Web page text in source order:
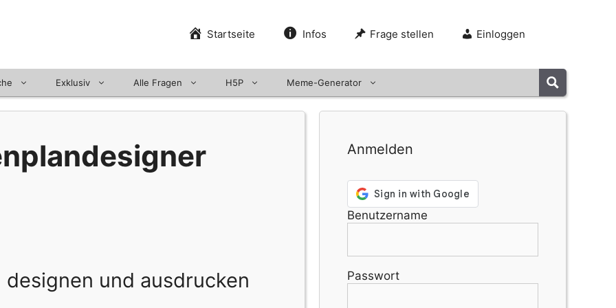
Startseite Infos Frage stellen Einloggen
Exklusiv Alle Fragen H5P Meme-Generator
und ausdrucken
Anmelden
Benutzername
Passwort